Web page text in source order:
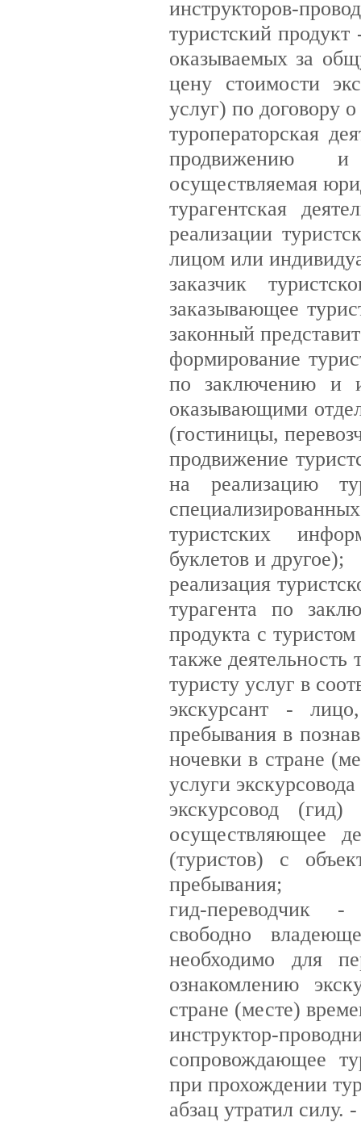
инструкторов-
туристский
оказываемых за
цену стоимости
услуг) по договору
туроператорская
продвижению и
осуществляемая
турагентская
реализации
лицом или
заказчик
заказывающее
законный
формирование
по заключению и
оказывающими
(гостиницы,
продвижение
на реализацию
туристских
буклетов и другое);
реализация
турагента по
продукта с
также
туристу услуг в
экскурсант -
пребывания в
ночевки в стране
услуги
экскурсовод
осуществляющее
(туристов) с
пребывания;
гид-переводчик -
свободно
необходимо для
ознакомлению
стране (месте)
инструктор-
сопровождающее
при прохождении
абзац утратил